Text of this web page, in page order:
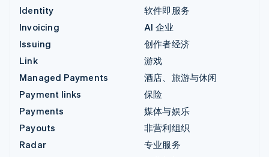
Identity
Invoicing
Issuing
Link
Managed Payments
Payment links
Payments
Payouts
Radar
软件即服务
AI 企业
创作者经济
游戏
酒店、旅游与休闲
保险
媒体与娱乐
非营利组织
专业服务